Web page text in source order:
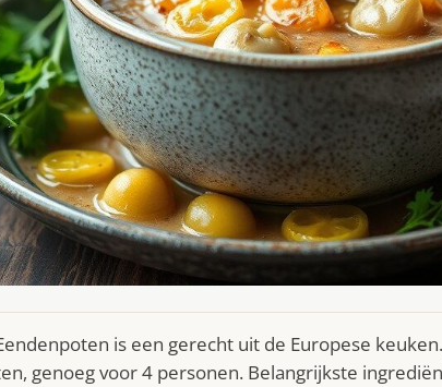
is een gerecht uit de Europese
genoeg voor 4 personen. Belangrijkste